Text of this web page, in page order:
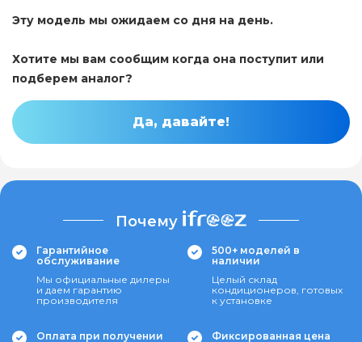
Эту модель мы ожидаем со дня на день.
Хотите мы вам сообщим когда она поступит или
подберем аналог?
Да, давайте!
Почему
Гарантийное
обслуживание
Мы официальные дилеры
и даем гарантию
производителя
500+ моделей в
наличии
Целый склад
кондиционеров, готовых
к установке
Оплата при получении Фиксированная цена